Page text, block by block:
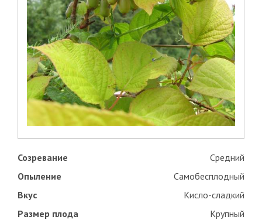
Созревание
Средний
Опыление
Самобесплодный
Вкус
Кисло-сладкий
Размер плода
Крупный